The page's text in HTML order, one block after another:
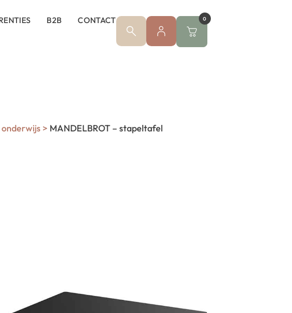
B2B CONTACT 0
> MANDELBROT – stapeltafel